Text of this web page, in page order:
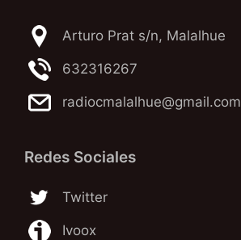
Arturo Prat s/n, Malalhue
632316267
radiocmalalhue@gmail.com
Redes Sociales
Twitter
Ivoox